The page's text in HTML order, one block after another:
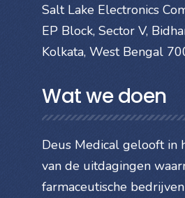
Salt Lake Electronics
EP Block, Sector V,
Kolkata, West Bengal
Wat we doen
Deus Medical gelooft in
van de uitdagingen
farmaceutische